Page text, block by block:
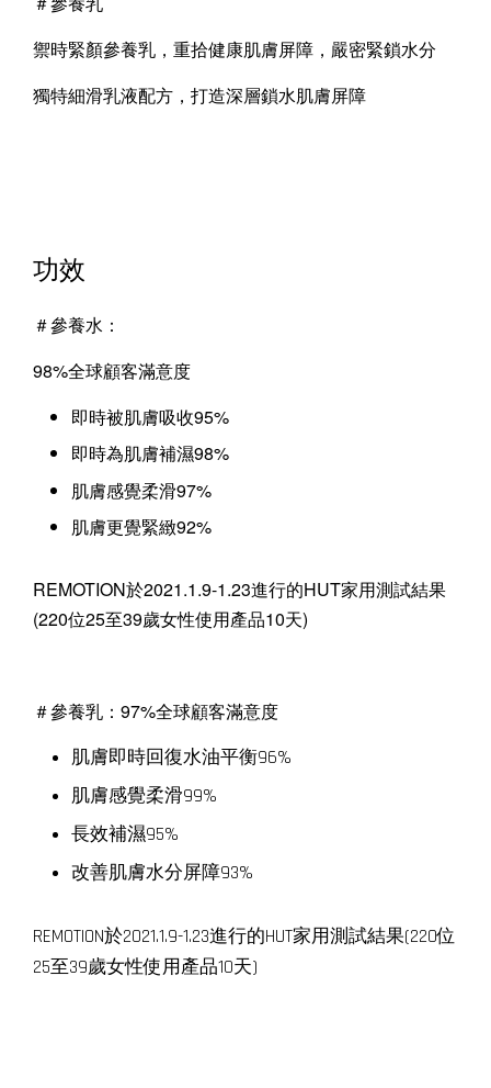
禦時緊顏參養乳，重拾健康肌膚屏障，嚴密緊鎖水分
獨特細滑乳液配方，打造深層鎖水肌膚屏障
功效
＃參養水：
98%全球顧客滿意度
即時被肌膚吸收95%
即時為肌膚補濕98%
肌膚感覺柔滑97%
肌膚更覺緊緻92%
REMOTION於2021.1.9-1.23進行的HUT家用測試結果
(220位25至39歲女性使用產品10天)
＃參養乳：97%全球顧客滿意度
肌膚即時回復水油平衡96%
肌膚感覺柔滑99%
長效補濕95%
改善肌膚水分屏障93%
REMOTION於2021.1.9-1.23進行的HUT家用測試結果(220位
25至39歲女性使用產品10天)